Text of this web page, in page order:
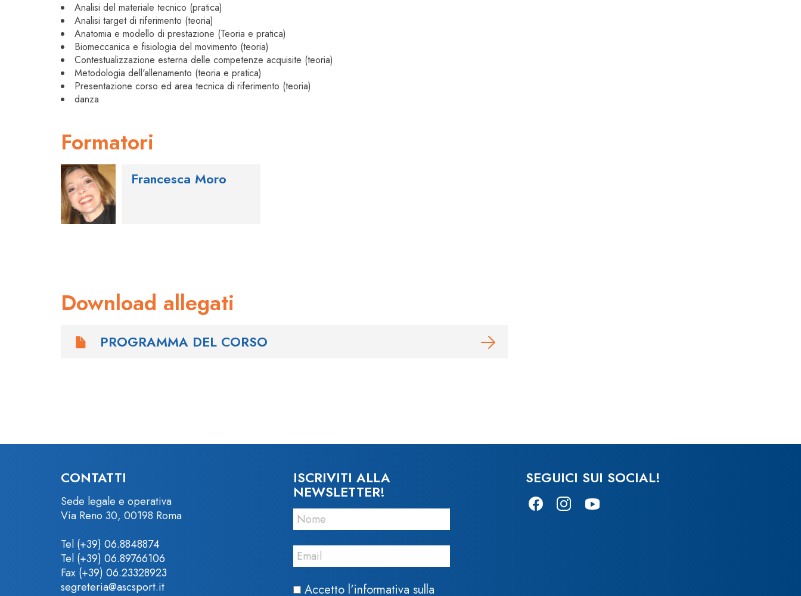
Analisi del materiale tecnico (pratica)
Analisi target di riferimento (teoria)
Anatomia e modello di prestazione (Teoria e pratica)
Biomeccanica e fisiologia del movimento (teoria)
Contestualizzazione esterna delle competenze acquisite (teoria)
Metodologia dell'allenamento (teoria e pratica)
Presentazione corso ed area tecnica di riferimento (teoria)
danza
Formatori
Francesca Moro
Download allegati
PROGRAMMA DEL CORSO
CONTATTI
Sede legale e operativa
Via Reno 30, 00198 Roma
Tel (+39) 06.8848874
Tel (+39) 06.89766106
Fax (+39) 06.23328923
segreteria@ascsport.it
ISCRIVITI ALLA
NEWSLETTER!
Accetto l'informativa sulla
SEGUICI SUI SOCIAL!